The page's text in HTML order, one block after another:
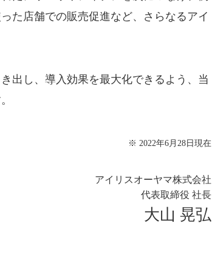
た店舗での販売促進など、さらなるアイ
出し、導入効果を最大化できるよう、当
※ 2022年6月28日現在
アイリスオーヤマ株式会社
代表取締役 社長
大山 晃弘